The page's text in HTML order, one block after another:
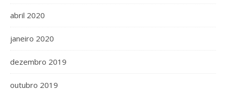
abril 2020
janeiro 2020
dezembro 2019
outubro 2019